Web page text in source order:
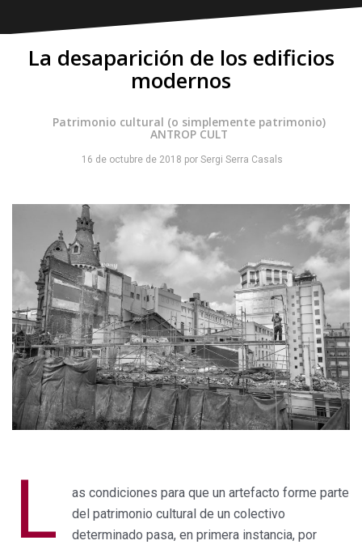
La desaparición de los edificios
modernos
Patrimonio cultural (o simplemente patrimonio)
ANTROP CULT
16 de octubre de 2018 por Sergi Serra Casals
L
as condiciones para que un artefacto forme parte
del patrimonio cultural de un colectivo
determinado pasa, en primera instancia, por